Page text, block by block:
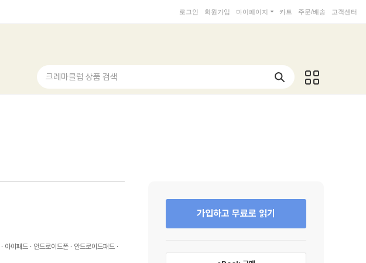
로그인 회원가입 마이페이지 카트 주문/배송 고객센터
크레마클럽 상품 검색
아이패드 안드로이드폰
안드로이드패드
가입하고 무료로 읽기